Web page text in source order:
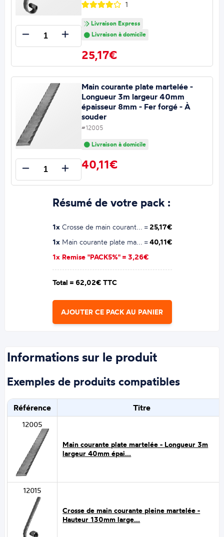
1
Livraison Express
Livraison à domicile
25,17€
Main courante plate martelée -
Longueur 3m largeur 40mm
épaisseur 8mm - Fer forgé - À
souder
#12005
Livraison à domicile
40,11€
Résumé de votre pack :
1xCrosse de main courant... = 25,17€
1xMain courante plate ma... =40,11€
1x Remise "PACK5%" = 3,26€
Total = 62,02€ TTC
AJOUTER CE PACK AU PANIER
Informations sur le produit
Exemples de produits compatibles
Référence Titre
12005
Main courante plate martelée - Longueur 3m
largeur 40mm épai...
12015
Crosse de main courante pleine martelée -
Hauteur 130mm large...